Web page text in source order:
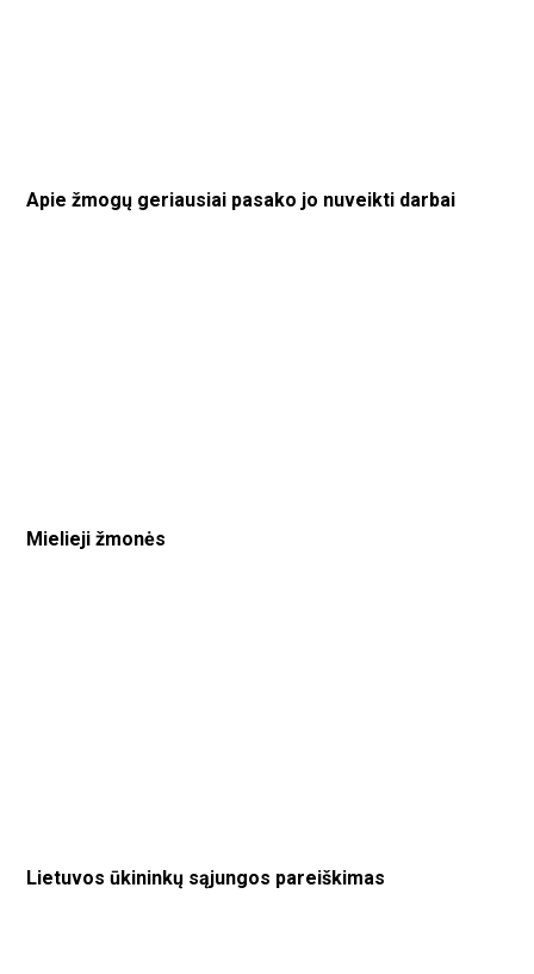
Apie žmogų geriausiai pasako jo nuveikti darbai
Mielieji žmonės
Lietuvos ūkininkų sąjungos pareiškimas